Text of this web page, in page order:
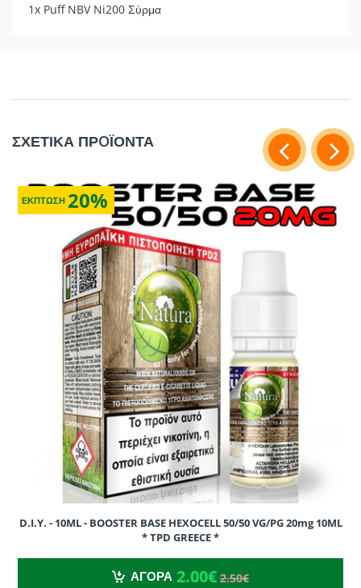
1x Puff NBV Ni200 Σύρμα
ΣΧΕΤΙΚΑ ΠΡOΪΟΝΤΑ
ΕΚΠΤΩΣΗ 20%
D.I.Y. - 10ML - BOOSTER BASE HEXOCELL 50/50 VG/PG 20mg 10ML
* TPD GREECE *
2.00€
ΑΓΟΡΑ 2.00€ 2.50€